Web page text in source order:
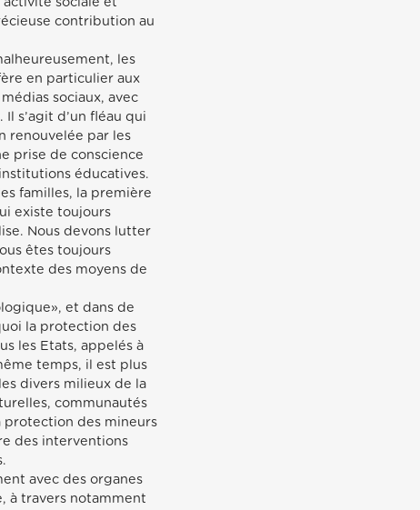
contribution au
les
en particulier aux
sociaux, avec
s’agit d’un fléau qui
renouvelée par les
prise de conscience
éducatives.
familles, la première
existe toujours
Nous devons lutter
êtes toujours
des moyens de
et dans de
la protection des
les Etats, appelés à
temps, il est plus
divers milieux de la
communautés
protection des mineurs
des interventions
avec des organes
à travers notamment